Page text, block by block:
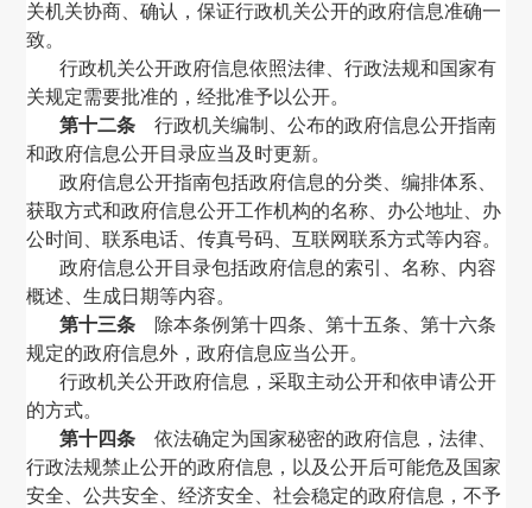
关机关协商、确认，保证行政机关公开的政府信息准确一
致。
行政机关公开政府信息依照法律、行政法规和国家有
关规定需要批准的，经批准予以公开。
第十二条 行政机关编制、公布的政府信息公开指南
和政府信息公开目录应当及时更新。
政府信息公开指南包括政府信息的分类、编排体系、
获取方式和政府信息公开工作机构的名称、办公地址、办
公时间、联系电话、传真号码、互联网联系方式等内容。
政府信息公开目录包括政府信息的索引、名称、内容
概述、生成日期等内容。
第十三条 除本条例第十四条、第十五条、第十六条
规定的政府信息外，政府信息应当公开。
行政机关公开政府信息，采取主动公开和依申请公开
的方式。
第十四条 依法确定为国家秘密的政府信息，法律、
行政法规禁止公开的政府信息，以及公开后可能危及国家
安全、公共安全、经济安全、社会稳定的政府信息，不予